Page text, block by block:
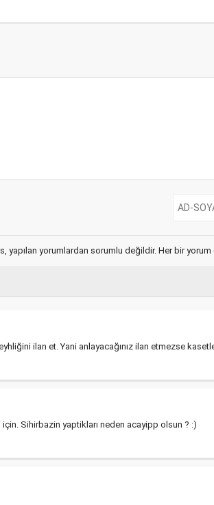
yorumlardan sorumlu değildir. Her bir yorum
ilan et. Yani anlayacağınız ilan etmezse
Sihirbazin yaptikları neden acayipp olsun ? :)